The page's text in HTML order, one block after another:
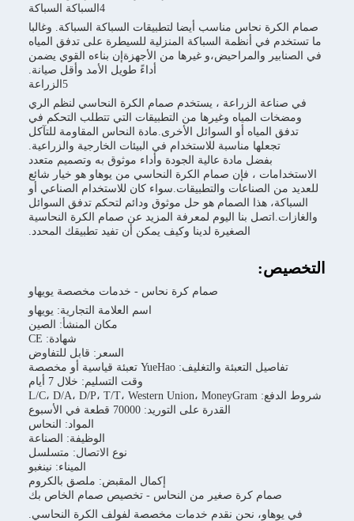
4السباكة السباكة
صمام الكرة نحاس مناسب أيضا لتطبيقات السباكة السباكة. وغالبا
ما تستخدم في أنظمة السباكة المنزلية للسيطرة على تدفق المياه
في الصنابير والمراحيض،و غيرها من الأجهزةإن بناءه القوي يضمن
أداءً طويل الأمد وأقل صيانة.
5الزراعة
في صناعة الزراعة ، يستخدم صمام الكرة النحاسي لنظم الري
ومضخات المياه وغيرها من التطبيقات التي تتطلب التحكم في
تدفق المياه أو السوائل الأخرى.مادة النحاس المقاومة للتآكل
تجعلها مناسبة للاستخدام في البيئات الخارجية والزراعية.
بفضل مادة عالية الجودة وأداء موثوق به وتصميم متعدد
الاستخدامات ، فإن صمام الكرة النحاسي من يوهاو هو خيار شائع
للعديد من الصناعات والتطبيقات.سواء كان للاستخدام الصناعي أو
السباكة، هذا الصمام هو حل موثوق ودائم لتحكم تدفق السوائل
والغازات.اتصل بنا اليوم لمعرفة المزيد عن صمام الكرة النحاسية
الصغيرة لدينا وكيف يمكن أن تفيد تطبيقك المحدد.
التخصيص:
صمام كرة نحاس - خدمات مخصصة يويهاو
اسم العلامة التجارية: يويهاو
مكان المنشأ: الصين
شهادة: CE
السعر: قابل للتفاوض
تفاصيل التعبئة والتغليف: YueHao تعبئة قياسية أو مخصصة
وقت التسليم: خلال 7 أيام
شروط الدفع: L/C، D/A، D/P، T/T، Western Union، MoneyGram
القدرة على التوريد: 70000 قطعة في الأسبوع
المواد: النحاس
الوظيفة: الصناعة
نوع الاتصال: متسلسل
الميناء: نينغبو
إكمال المقبض: ملصق بالكروم
صمام كرة صغير من النحاس - تخصيص صمام الخاص بك
في يوهاو، نحن نقدم خدمات مخصصة لفولف الكرة النحاسي.